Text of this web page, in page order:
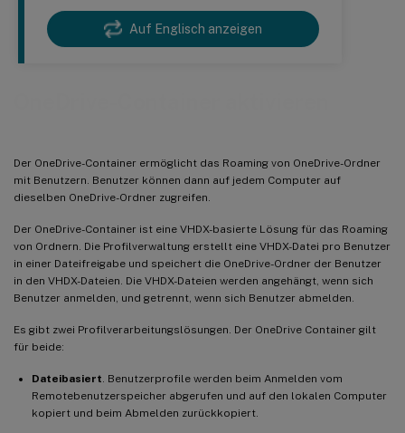
Auf Englisch anzeigen
Der OneDrive-Container ermöglicht das Roaming von OneDrive-Ordner
mit Benutzern. Benutzer können dann auf jedem Computer auf
dieselben OneDrive-Ordner zugreifen.
Der OneDrive-Container ist eine VHDX-basierte Lösung für das Roaming
von Ordnern. Die Profilverwaltung erstellt eine VHDX-Datei pro Benutzer
in einer Dateifreigabe und speichert die OneDrive-Ordner der Benutzer
in den VHDX-Dateien. Die VHDX-Dateien werden angehängt, wenn sich
Benutzer anmelden, und getrennt, wenn sich Benutzer abmelden.
Es gibt zwei Profilverarbeitungslösungen. Der OneDrive Container gilt
für beide:
Dateibasiert . Benutzerprofile werden beim Anmelden vom
Remotebenutzerspeicher abgerufen und auf den lokalen Computer
kopiert und beim Abmelden zurückkopiert.